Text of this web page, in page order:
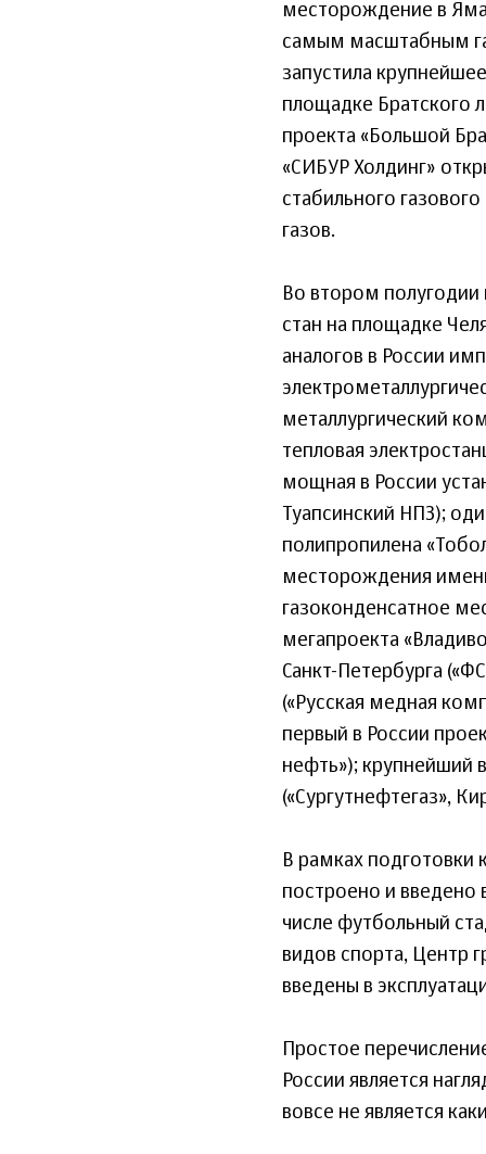
месторождение в
самым масштабным
запустила
площадке Братского
проекта «Большой
«СИБУР Холдинг»
стабильного
газов.
Во втором полугодии
стан на площадке
аналогов в России
металлургический
тепловая
мощная в России
Туапсинский НПЗ);
полипропилена
месторождения
газоконденсатное
мегапроекта
Санкт-Петербурга
(«Русская медная
первый в России
нефть»); крупнейший
(«Сургутнефтегаз»,
В рамках подготовки
построено и введено
числе футбольный
видов спорта, Центр
введены в
Простое
России является
вовсе не является